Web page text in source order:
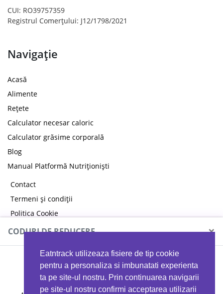
Eatntrack utilizeaza fisiere de tip cookie
pentru a personaliza si imbunatati experienta
ta pe site-ul nostru. Prin continuarea navigarii
pe site-ul nostru confirmi acceptarea utilizarii
CUI: RO39757359
Registrul Comerțului: J12/1798/2021
Navigație
Acasă
Alimente
Rețete
Calculator necesar caloric
Calculator grăsime corporală
Blog
Manual Platformă Nutriționiști
Contact
Termeni și condiții
Politica Cookie
Politica de confidențialitate
CODURI DE REDUCERE ×
MYPROTEIN